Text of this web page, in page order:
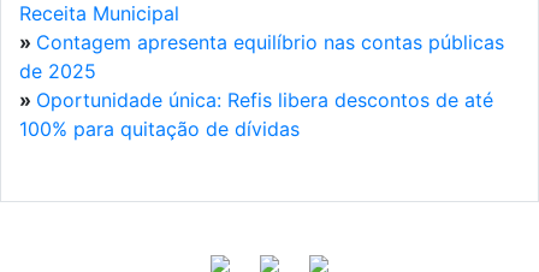
Receita Municipal
» Contagem apresenta equilíbrio nas contas públicas
de 2025
» Oportunidade única: Refis libera descontos de até
100% para quitação de dívidas